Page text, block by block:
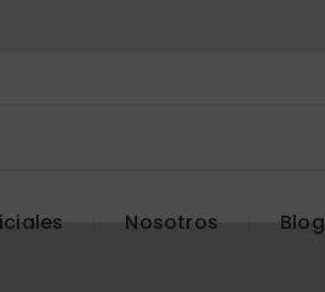
Nosotros Blog